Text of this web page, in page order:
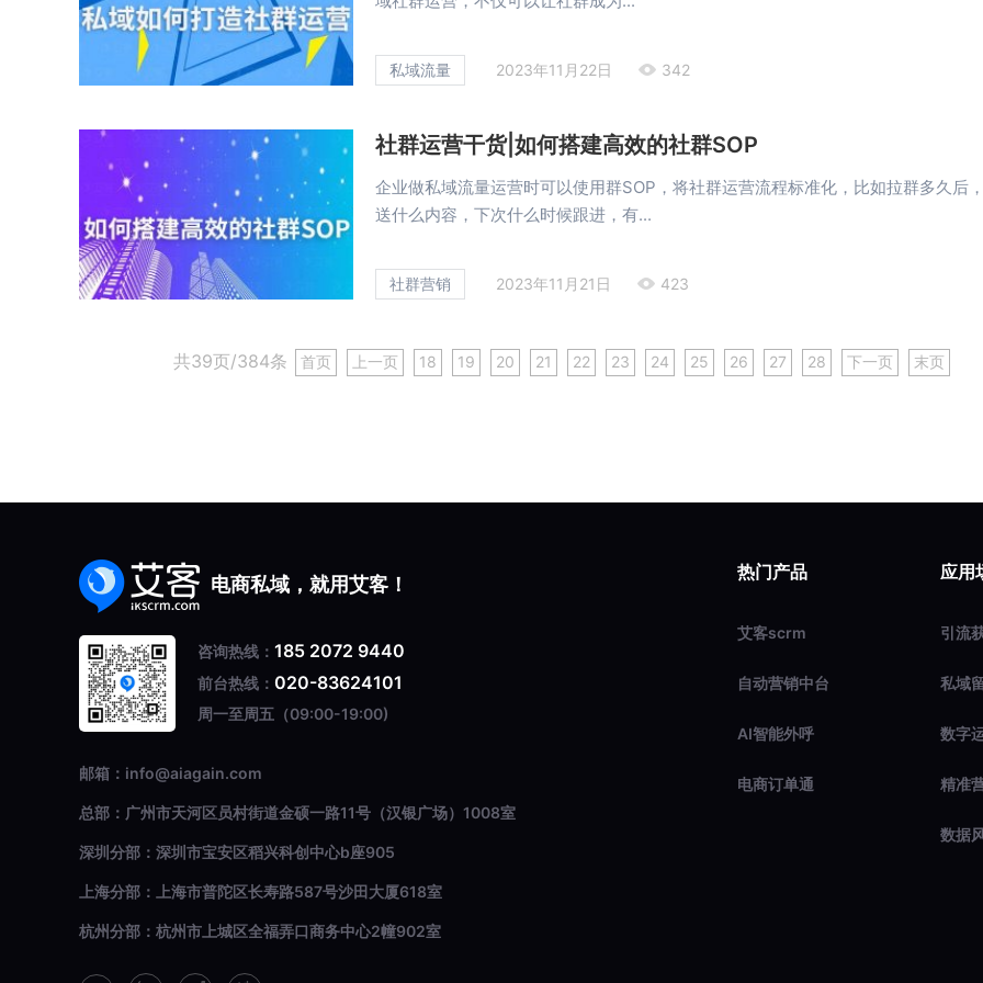
私域流量 2023年11月22日 342
社群运营干货|如何搭建高效的社群SOP
企业做私域流量运营时可以使用群SOP，将社群运营流程标准化，比如拉群多久后
送什么内容，下次什么时候跟进，有...
社群营销 2023年11月21日 423
共39页/384条 首页 上一页 18 19 20 21 22 23 24 25 26 27 28 下一页 末页
电商私域，就用艾客！
咨询热线： 185 2072 9440
前台热线： 020-83624101
周一至周五（09:00-19:00)
邮箱：info@aiagain.com
总部：广州市天河区员村街道金硕一路11号（汉银广场）1008室
深圳分部：深圳市宝安区稻兴科创中心b座905
上海分部：上海市普陀区长寿路587号沙田大厦618室
杭州分部：杭州市上城区全福弄口商务中心2幢902室
热门产品
艾客scrm
自动营销中台
AI智能外呼
电商订单通
应用
引流
私域
数字
精准
数据